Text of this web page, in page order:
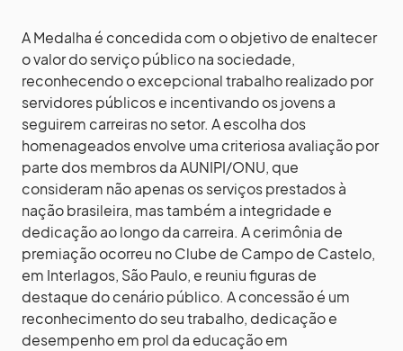
A Medalha é concedida com o objetivo de enaltecer
o valor do serviço público na sociedade,
reconhecendo o excepcional trabalho realizado por
servidores públicos e incentivando os jovens a
seguirem carreiras no setor. A escolha dos
homenageados envolve uma criteriosa avaliação por
parte dos membros da AUNIPI/ONU, que
consideram não apenas os serviços prestados à
nação brasileira, mas também a integridade e
dedicação ao longo da carreira. A cerimônia de
premiação ocorreu no Clube de Campo de Castelo,
em Interlagos, São Paulo, e reuniu figuras de
destaque do cenário público. A concessão é um
reconhecimento do seu trabalho, dedicação e
desempenho em prol da educação em